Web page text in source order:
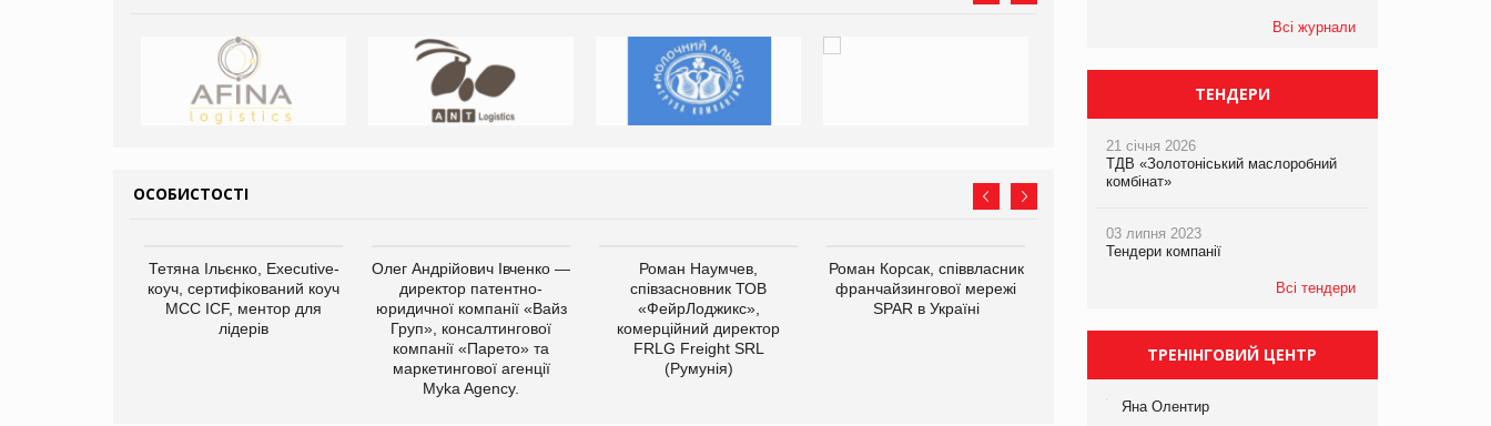
ОСОБИСТОСТІ
Тетяна Ільєнко, Executive-
коуч, сертифікований коуч
МСС ICF, ментор для
лідерів
Олег Андрійович Івченко —
директор патентно-
юридичної компанії «Вайз
Груп», консалтингової
компанії «Парето» та
маркетингової агенції
Myka Agency.
Роман Наумчев,
співзасновник ТОВ
«ФейрЛоджикс»,
комерційний директор
FRLG Freight SRL
(Румунія)
Роман Корсак, співвласник
франчайзингової мережі
SPAR в Україні
виробництва
компанії «УкраМарин»
Всі журнали
ТЕНДЕРИ
21 січня 2026
ТДВ «Золотоніський маслоробний
комбінат»
03 липня 2023
Тендери компанії
Всі тендери
ТРЕНІНГОВИЙ ЦЕНТР
Яна Олентир